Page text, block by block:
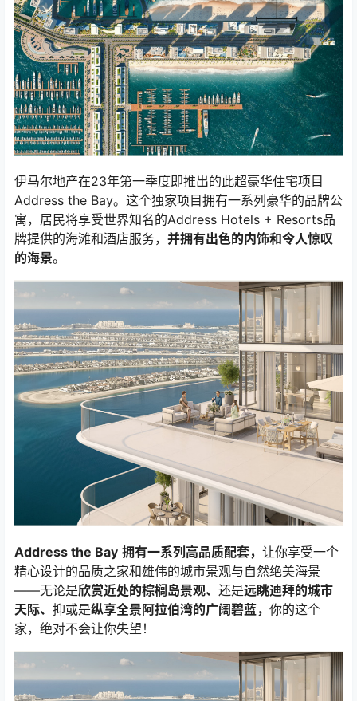
伊马尔地产在23年第一季度即推出的此超豪华住宅项目
Address the Bay。这个独家项目拥有一系列豪华的品牌公
寓，居民将享受世界知名的Address Hotels + Resorts品
牌提供的海滩和酒店服务， 并拥有出色的内饰和令人惊叹
的海景。
Address the Bay 拥有一系列高品质配套， 让你享受一个
精心设计的品质之家和雄伟的城市景观与自然绝美海景
——无论是欣赏近处的棕榈岛景观、 还是远眺迪拜的城市
天际、 抑或是纵享全景阿拉伯湾的广阔碧蓝， 你的这个
家，绝对不会让你失望！